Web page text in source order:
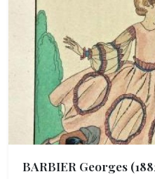
BARBIER Georges